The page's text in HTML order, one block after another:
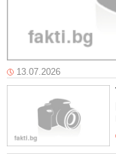
13.07.2026